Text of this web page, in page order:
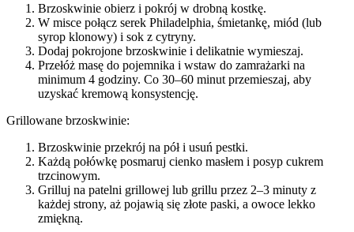
Brzoskwinie obierz i pokrój w drobną kostkę.
W misce połącz serek Philadelphia, śmietankę, miód (lub
syrop klonowy) i sok z cytryny.
Dodaj pokrojone brzoskwinie i delikatnie wymieszaj.
Przełóż masę do pojemnika i wstaw do zamrażarki na
minimum 4 godziny. Co 30–60 minut przemieszaj, aby
uzyskać kremową konsystencję.
Grillowane brzoskwinie:
Brzoskwinie przekrój na pół i usuń pestki.
Każdą połówkę posmaruj cienko masłem i posyp cukrem
trzcinowym.
Grilluj na patelni grillowej lub grillu przez 2–3 minuty z
każdej strony, aż pojawią się złote paski, a owoce lekko
zmiękną.